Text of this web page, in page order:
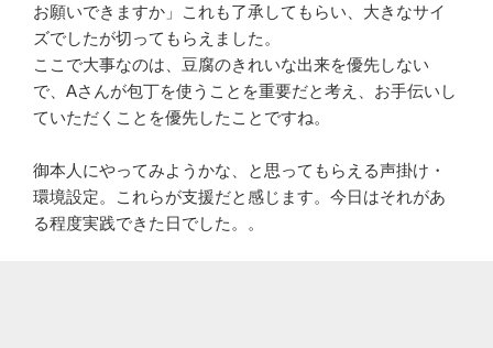
お願いできますか」これも了承してもらい、大きなサイ
ズでしたが切ってもらえました。
ここで大事なのは、豆腐のきれいな出来を優先しない
で、Aさんが包丁を使うことを重要だと考え、お手伝いし
ていただくことを優先したことですね。
御本人にやってみようかな、と思ってもらえる声掛け・
環境設定。これらが支援だと感じます。今日はそれがあ
る程度実践できた日でした。。